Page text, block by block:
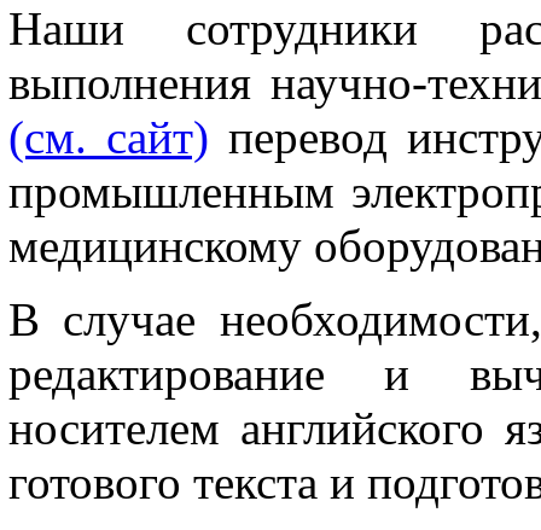
Наши сотрудники
выполнения научно-
(см. сайт) перевод
промышленным
медицинскому
В случае
редактирование и
носителем английского
готового текста и